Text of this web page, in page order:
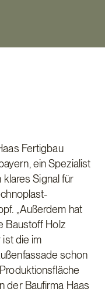
Fertigbau
ein Spezialist
klares Signal für
„Außerdem hat
Baustoff Holz
ist die im
schon
der Baufirma Haas